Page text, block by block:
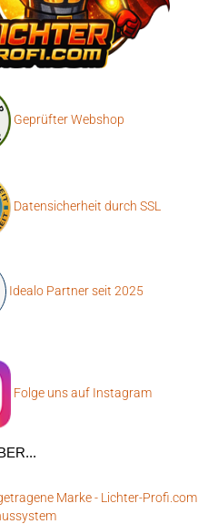
Geprüfter Webshop
Datensicherheit durch SSL
Idealo Partner seit 2025
Folge uns auf Instagram
Marke - Lichter-Profi.com